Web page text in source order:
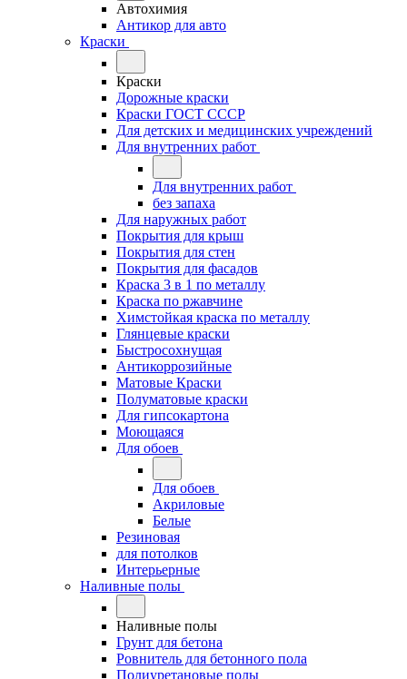
Автохимия
Антикор для авто
Краски
Краски
Дорожные краски
Краски ГОСТ СССР
Для детских и медицинских учреждений
Для внутренних работ
Для внутренних работ
без запаха
Для наружных работ
Покрытия для крыш
Покрытия для стен
Покрытия для фасадов
Краска 3 в 1 по металлу
Краска по ржавчине
Химстойкая краска по металлу
Глянцевые краски
Быстросохнущая
Антикоррозийные
Матовые Краски
Полуматовые краски
Для гипсокартона
Моющаяся
Для обоев
Для обоев
Акриловые
Белые
Резиновая
для потолков
Интерьерные
Наливные полы
Наливные полы
Грунт для бетона
Ровнитель для бетонного пола
Полиуретановые полы